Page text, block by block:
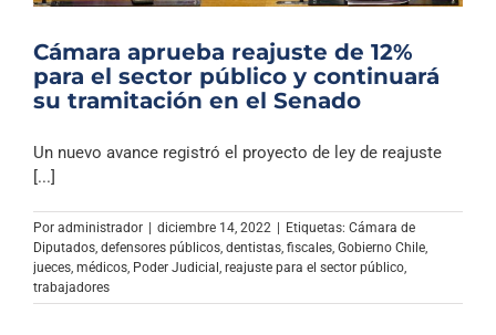
Cámara aprueba reajuste de 12%
para el sector público y continuará
su tramitación en el Senado
Un nuevo avance registró el proyecto de ley de reajuste
[...]
Por administrador | diciembre 14, 2022 | Etiquetas: Cámara de
Diputados, defensores públicos, dentistas, fiscales, Gobierno Chile,
jueces, médicos, Poder Judicial, reajuste para el sector público,
trabajadores